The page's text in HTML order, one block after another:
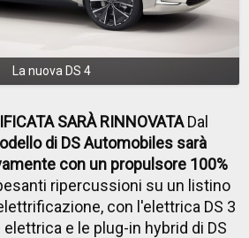
La nuova DS 4
SARÀ RINNOVATADal
di DS Automobiles sarà
con un propulsore 100%
ripercussioni su un listino
con l'elettrica DS 3
e le plug-in hybrid di DS